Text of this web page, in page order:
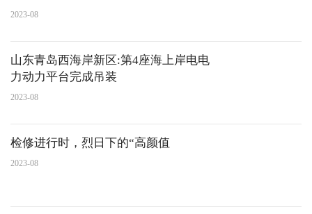
2023-08
山东青岛西海岸新区:第4座海上岸电电
力动力平台完成吊装
2023-08
检修进行时，烈日下的“高颜值
2023-08